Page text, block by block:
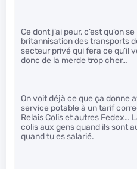
Ce dont j’ai peur, c’est qu’on
britannisation des transports
secteur privé qui fera ce qu’il
donc de la merde trop cher…
On voit déjà ce que ça donne
service potable à un tarif
Relais Colis et autres Fedex…
colis aux gens quand ils sont
quand tu es salarié.